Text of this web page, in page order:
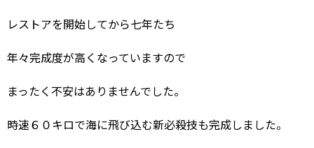
レストアを開始してから七年たち
年々完成度が高くなっていますので
まったく不安はありませんでした。
時速６０キロで海に飛び込む新必殺技も完成しました。